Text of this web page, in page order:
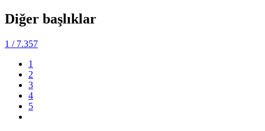
Diğer başlıklar
1 / 7.357
1
2
3
4
5